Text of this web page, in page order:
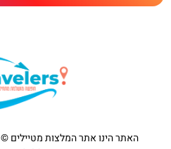
האתר הינו אתר המלצות מטיילים